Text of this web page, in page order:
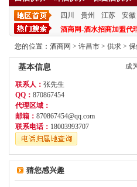
四川 贵州 江苏 安徽
酒商网-酒水招商加盟代
您的位置： 酒商网 > 许昌市 > 供求 >
成
基本信息
联系人： 张先生
QQ： 870867454
代理区域：
邮箱： 870867454@qq.com
联系电话： 18003993707
猜您感兴趣